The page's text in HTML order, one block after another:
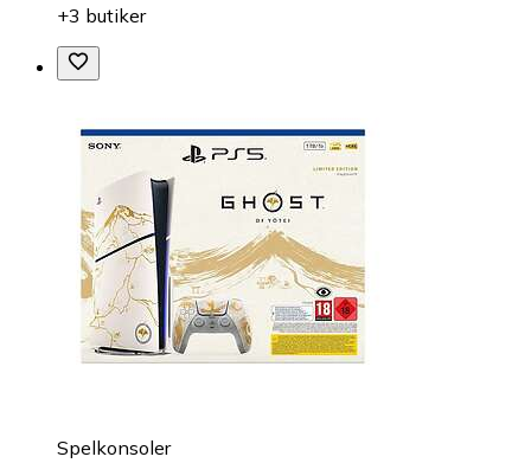
+3 butiker
Spelkonsoler